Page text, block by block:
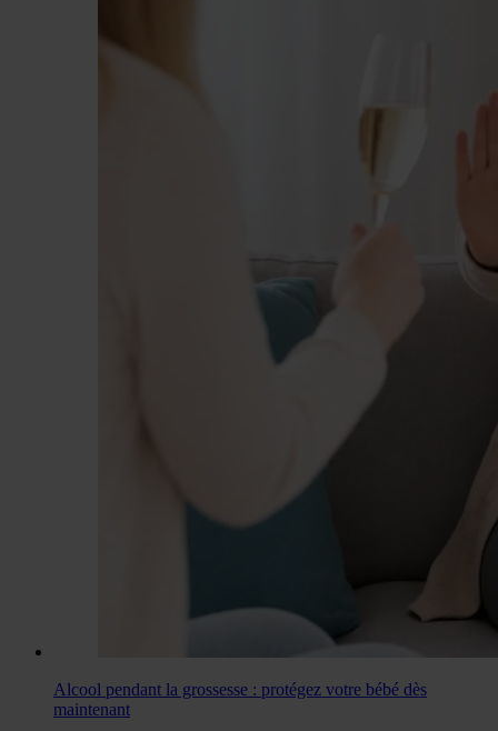
Alcool pendant la grossesse : protégez votre bébé dès
maintenant